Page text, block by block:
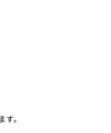
。